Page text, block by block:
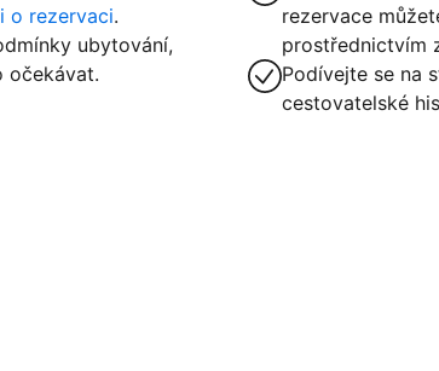
o rezervaci.
ubytování,
očekávat.
rezervace
prostřednictvím
Podívejte se na
cestovatelské
už dnes